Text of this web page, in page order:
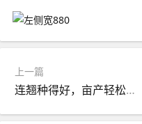
上一篇
连翘种得好，亩产轻松过千斤！老农私藏的高产秘诀大公开